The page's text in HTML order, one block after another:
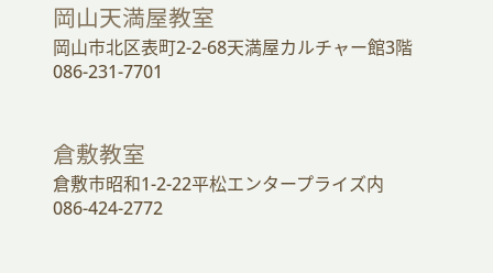
岡山天満屋教室
岡山市北区表町2-2-68天満屋カルチャー館3階
086-231-7701
倉敷教室
倉敷市昭和1-2-22平松エンタープライズ内
086-424-2772